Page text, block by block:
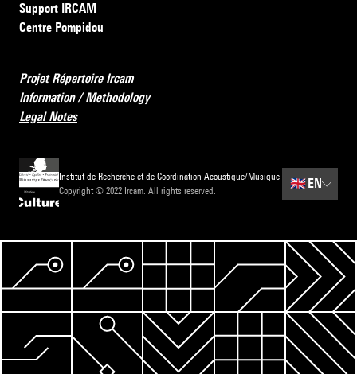
Support IRCAM
Centre Pompidou
Projet Répertoire Ircam
Information / Methodology
Legal Notes
Institut de Recherche et de Coordination Acoustique/Musique
Copyright © 2022 Ircam. All rights reserved.
🇬🇧 EN